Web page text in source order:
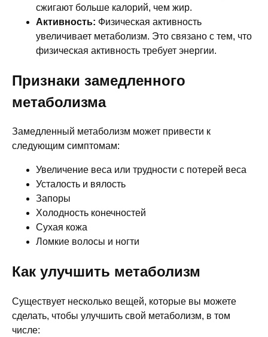
сжигают больше калорий, чем жир.
Активность: Физическая активность
увеличивает метаболизм. Это связано с тем, что
физическая активность требует энергии.
Признаки замедленного
метаболизма
Замедленный метаболизм может привести к
следующим симптомам:
Увеличение веса или трудности с потерей веса
Усталость и вялость
Запоры
Холодность конечностей
Сухая кожа
Ломкие волосы и ногти
Как улучшить метаболизм
Существует несколько вещей, которые вы можете
сделать, чтобы улучшить свой метаболизм, в том
числе: